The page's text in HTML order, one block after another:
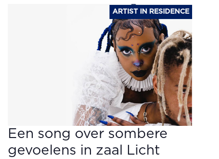
ARTIST IN RESIDENCE
Een song over sombere
gevoelens in zaal Licht